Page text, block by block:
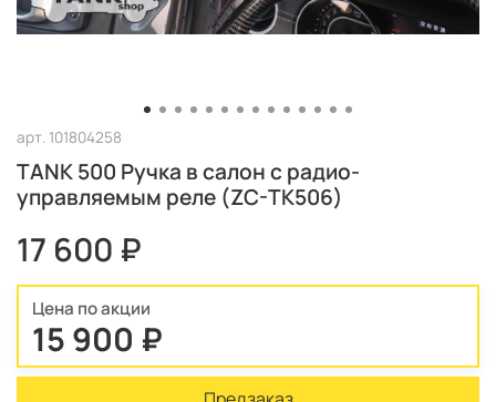
арт. 101804258
TANK 500 Ручка в салон с радио-
управляемым реле (ZC-TK506)
17 600 ₽
Цена по акции
15 900 ₽